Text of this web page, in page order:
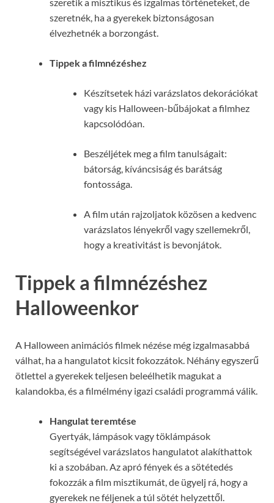
szeretnék, ha a gyerekek biztonságosan
élvezhetnék a borzongást.
Tippek a filmnézéshez
Készítsetek házi varázslatos dekorációkat
vagy kis Halloween-bűbájokat a filmhez
kapcsolódóan.
Beszéljétek meg a film tanulságait:
bátorság, kíváncsiság és barátság
fontossága.
A film után rajzoljatok közösen a kedvenc
varázslatos lényekről vagy szellemekről,
hogy a kreativitást is bevonjátok.
Tippek a filmnézéshez
Halloweenkor
A Halloween animációs filmek nézése még izgalmasabbá
válhat, ha a hangulatot kicsit fokozzátok. Néhány egyszerű
ötlettel a gyerekek teljesen beleélhetik magukat a
kalandokba, és a filmélmény igazi családi programmá válik.
Hangulat teremtése
Gyertyák, lámpások vagy töklámpások
segítségével varázslatos hangulatot alakíthattok
ki a szobában. Az apró fények és a sötétedés
fokozzák a film misztikumát, de ügyelj rá, hogy a
gyerekek ne féljenek a túl sötét helyzettől.